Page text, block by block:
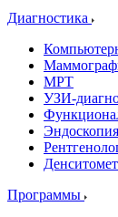
Диагностика
МРТ
УЗИ-
Эндоскопия
Программы